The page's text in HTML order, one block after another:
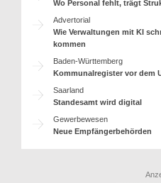
Wo Personal fehlt, trägt
Advertorial
Wie Verwaltungen mit KI
kommen
Baden-Württemberg
Kommunalregister vor dem
Saarland
Standesamt wird digital
Gewerbewesen
Neue Empfängerbehörden